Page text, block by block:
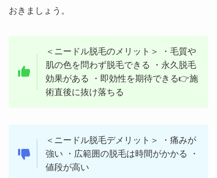
おきましょう。
＜ニードル脱毛のメリット＞ ・毛質や
肌の色を問わず脱毛できる ・永久脱毛
効果がある ・即効性を期待できる👉施
術直後に抜け落ちる
＜ニードル脱毛デメリット＞ ・痛みが
強い ・広範囲の脱毛は時間がかかる ・
値段が高い